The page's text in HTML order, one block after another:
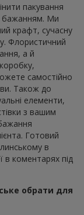
пакування
бажанням. Ми
крафт, сучасну
Флористичний
а й
самостійно
Також до
елементи,
з вашим
Готовий
в
в коментарях під
обрати для